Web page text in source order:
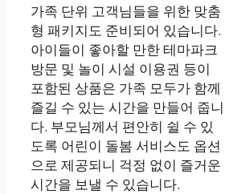
가족 단위 고객님들을 위한 맞춤
형 패키지도 준비되어 있습니다.
아이들이 좋아할 만한 테마파크
방문 및 놀이 시설 이용권 등이
포함된 상품은 가족 모두가 함께
즐길 수 있는 시간을 만들어 줍니
다. 부모님께서 편안히 쉴 수 있
도록 어린이 돌봄 서비스도 옵션
으로 제공되니 걱정 없이 즐거운
시간을 보낼 수 있습니다.